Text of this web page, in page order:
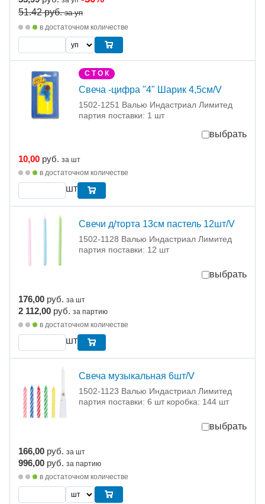
51.42руб. за уп
в достаточном количестве
С Т О К
Свеча -цифра "4" Шарик 4,5см/V
1502-1251 Валью Индастриал Лимитед
партия поставки: 1 шт
выбрать
10,00 руб. за шт
в достаточном количестве
шт
Свечи д/торта 13см пастель 12шт/V
1502-1128 Валью Индастриал Лимитед
партия поставки: 12 шт
выбрать
176,00 руб. за шт
2 112,00 руб. за партию
в достаточном количестве
шт
Свеча музыкальная 6шт/V
1502-1123 Валью Индастриал Лимитед
партия поставки: 6 шт коробка: 144 шт
выбрать
166,00 руб. за шт
996,00 руб. за партию
в достаточном количестве